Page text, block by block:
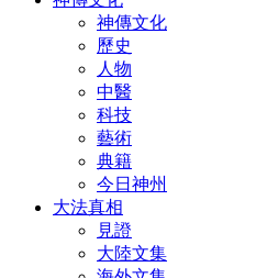
神傳文化
歷史
人物
中醫
科技
藝術
典籍
今日神州
大法真相
見證
大陸文集